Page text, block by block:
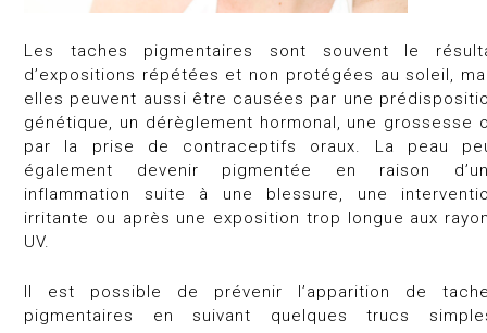
Les taches pigmentaires sont souvent le
d’expositions répétées et non protégées au soleil,
elles peuvent aussi être causées par une
génétique, un dérèglement hormonal, une grossesse
par la prise de contraceptifs oraux. La peau
également devenir pigmentée en raison
inflammation suite à une blessure, une
irritante ou après une exposition trop longue aux
UV.
Il est possible de prévenir l’apparition de
pigmentaires en suivant quelques trucs